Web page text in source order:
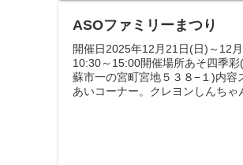
ASOファミリーまつり
開催日2025年12月21日(日)～12
10:30～15:00開催場所あそ四季
蘇市一の宮町宮地５３８−１)内容
あいコーナー。クレヨンしんちゃ